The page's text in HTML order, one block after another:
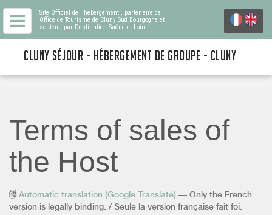
Site Officiel de l'hébergement , partenaire de
Office de Tourisme de Cluny Sud Bourgogne et
soutenu par Destination Saône et Loire
CLUNY SÉJOUR - HÉBERGEMENT DE GROUPE - CLUNY
Terms of sales of
the Host
Automatic translation (Google Translate) — Only the French
version is legally binding. / Seule la version française fait foi.